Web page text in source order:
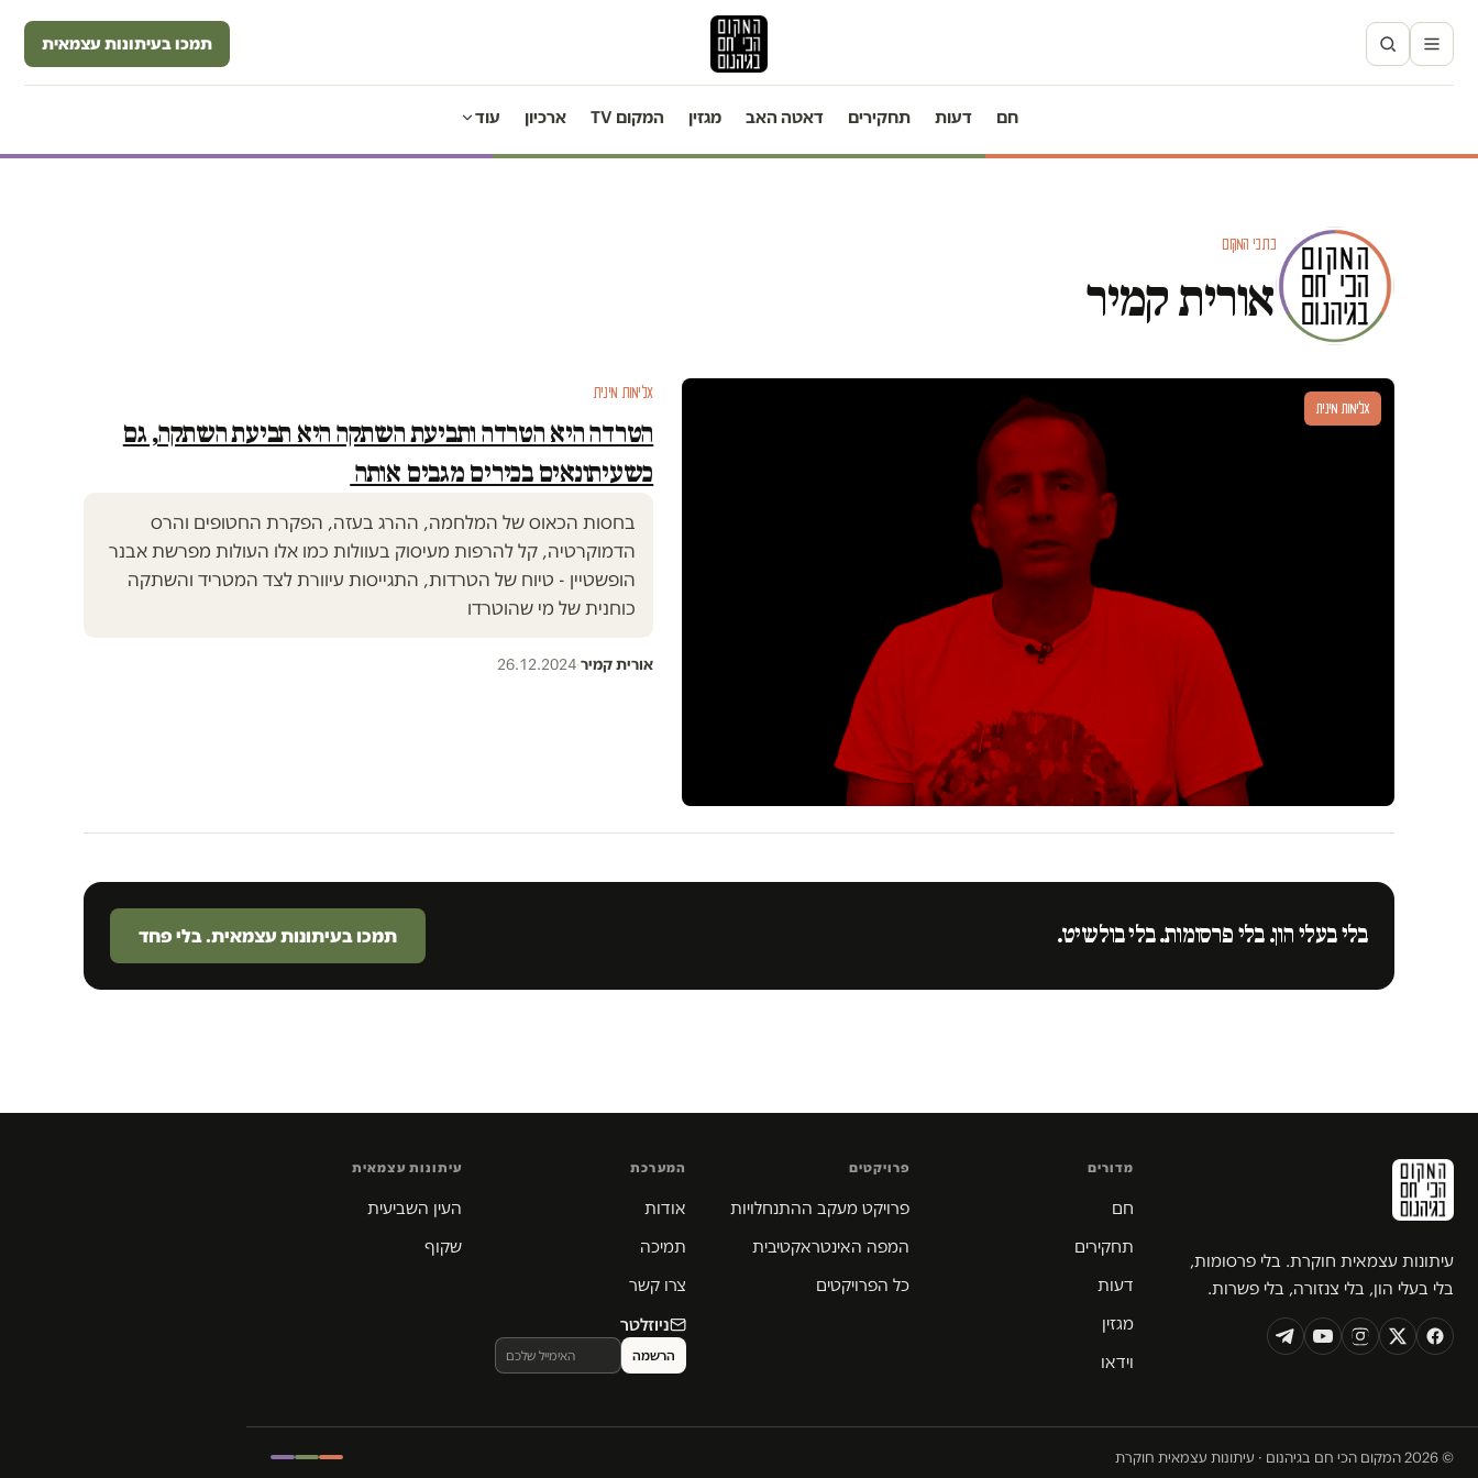
תמכו בעיתונות עצמאית
חם דעות תחקירים דאטה האב מגזין המקום TV ארכיון עוד
כתבי המקום
אורית קמיר
אלימות מינית
אלימות מינית
הטרדה היא הטרדה ותביעת השתקה היא תביעת השתקה, גם
כשעיתונאים בכירים מגבים אותה
בחסות הכאוס של המלחמה, ההרג בעזה, הפקרת החטופים והרס
הדמוקרטיה, קל להרפות מעיסוק בעוולות כמו אלו העולות מפרשת אבנר
הופשטיין - טיוח של הטרדות, התגייסות עיוורת לצד המטריד והשתקה
כוחנית של מי שהוטרדו
אורית קמיר·
26.12.2024
בלי בעלי הון. בלי פרסומות. בלי בולשיט. תמכו בעיתונות עצמאית. בלי פחד
עיתונות עצמאית חוקרת. בלי פרסומות,
בלי בעלי הון, בלי צנזורה, בלי פשרות.
מדורים
חם
תחקירים
דעות
מגזין
וידאו
פרויקטים
פרויקט מעקב ההתנחלויות
המפה האינטראקטיבית
כל הפרויקטים
המערכת
אודות
תמיכה
צרו קשר
ניוזלטר
עיתונות עצמאית
העין השביעית
שקוף
© 2026 המקום הכי חם בגיהנום · עיתונות עצמאית חוקרת